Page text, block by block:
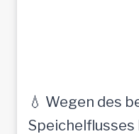
💧 Wegen des